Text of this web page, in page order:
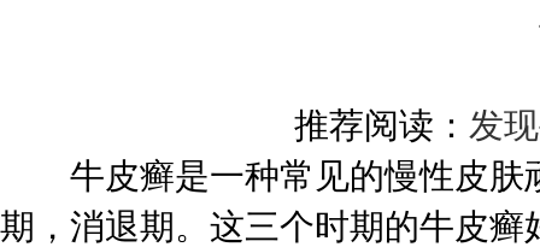
推荐阅读： 发
牛皮癣是一种常见的慢性皮肤
期，消退期。这三个时期的牛皮